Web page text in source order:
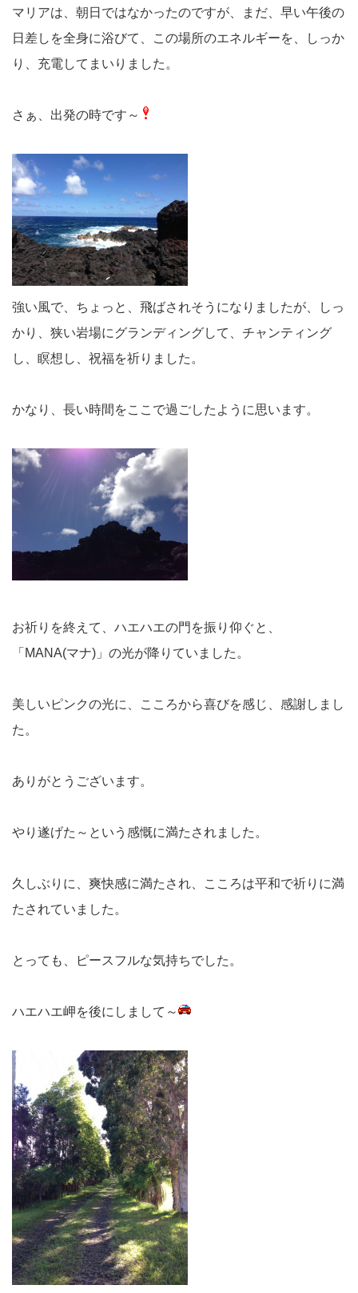
マリアは、朝日ではなかったのですが、まだ、早い午後の
日差しを全身に浴びて、この場所のエネルギーを、しっか
り、充電してまいりました。
さぁ、出発の時です～
強い風で、ちょっと、飛ばされそうになりましたが、しっ
かり、狭い岩場にグランディングして、チャンティング
し、瞑想し、祝福を祈りました。
かなり、長い時間をここで過ごしたように思います。
お祈りを終えて、ハエハエの門を振り仰ぐと、
「MANA(マナ)」の光が降りていました。
美しいピンクの光に、こころから喜びを感じ、感謝しまし
た。
ありがとうございます。
やり遂げた～という感慨に満たされました。
久しぶりに、爽快感に満たされ、こころは平和で祈りに満
たされていました。
とっても、ピースフルな気持ちでした。
ハエハエ岬を後にしまして～